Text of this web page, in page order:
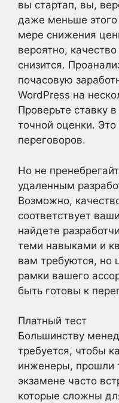
вы стартап, вы,
даже меньше
мере снижения
вероятно,
снизится.
почасовую
WordPress на
Проверьте ставку
точной оценки. Это
переговоров.
Но не
удаленным
Возможно,
соответствует
найдете
теми навыками и
вам требуются, но
рамки вашего
быть готовы к
Платный тест
Большинству
требуется, чтобы
инженеры, прошли
экзамене часто
которые сложны